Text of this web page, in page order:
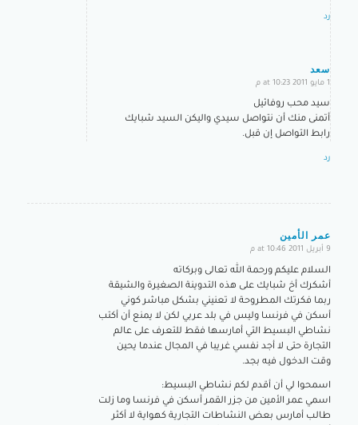
رد
سعد
says:
1 مايو 2011 at 10:23 م
سيد محب روفائيل
أتمنى منك أن نتواصل سيدي واليكن السيد شبايك
رابط التواصل إن قبل.
رد
عمر الأمين
says:
9 أبريل 2011 at 10:46 م
السلام عليكم ورحمة الله تعالى وبركاته
أشكرك أخ شبايك على هذه التدوينة الصغيرة والشيقة
ربما فكرتك المطروحة لا تعنيني بشكل مباشر كوني
أسكن في فرنسا وليس في بلد عربي لكن لا يمنع أن أكتب
نشاطي البسيط التي أمارسها فقط للتعرف على عالم
التجارة حتى لا أجد نفسي غريبا في المجال عندما يحين
وقت الدخول فيه بجد.
اسمحوا لي أن أقدم لكم نشاطي البسيط:
اسمي عمر الأمين من جزر القمر أسكن في فرنسا وما زلت
طالب أمارس بعض النشاطات التجارية كهواية لا أكثر